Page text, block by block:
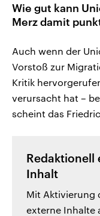
Wie gut kann
Merz damit
Auch wenn der
Vorstoß zur
Kritik
verursacht hat –
scheint das
Redaktionell
Inhalt
Mit Aktivierung
externe Inhalte